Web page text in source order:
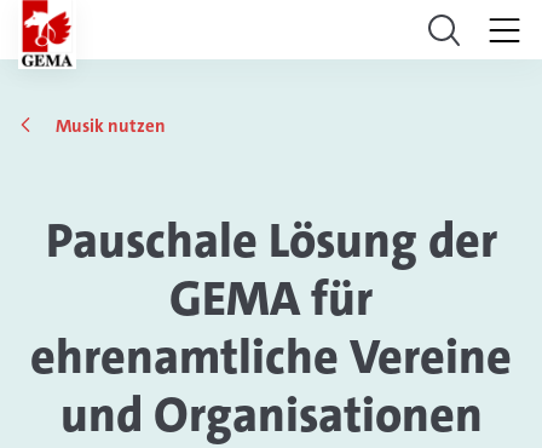
Musik nutzen
Pauschale Lösung der
GEMA für
ehrenamtliche Vereine
und Organisationen